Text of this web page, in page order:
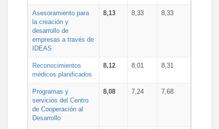
Asesoramiento para
la creación y
desarrollo de
empresas a través de
IDEAS
8,13 8,33 8,33
Reconocimientos
médicos planificados
8,12 8,01 8,31
Programas y
servicios del Centro
de Cooperación al
Desarrollo
8,08 7,24 7,68